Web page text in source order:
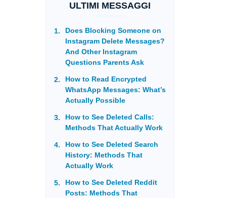
ULTIMI MESSAGGI
Does Blocking Someone on
Instagram Delete Messages?
And Other Instagram
Questions Parents Ask
How to Read Encrypted
WhatsApp Messages: What’s
Actually Possible
How to See Deleted Calls:
Methods That Actually Work
How to See Deleted Search
History: Methods That
Actually Work
How to See Deleted Reddit
Posts: Methods That